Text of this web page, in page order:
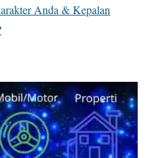
Anda & Kepalan